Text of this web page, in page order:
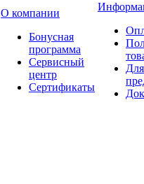
О компании
Бонусная
программа
Сервисный
центр
Сертификаты
Для